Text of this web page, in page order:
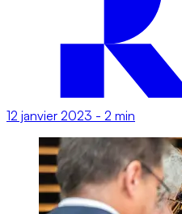
12 janvier 2023 - 2 min